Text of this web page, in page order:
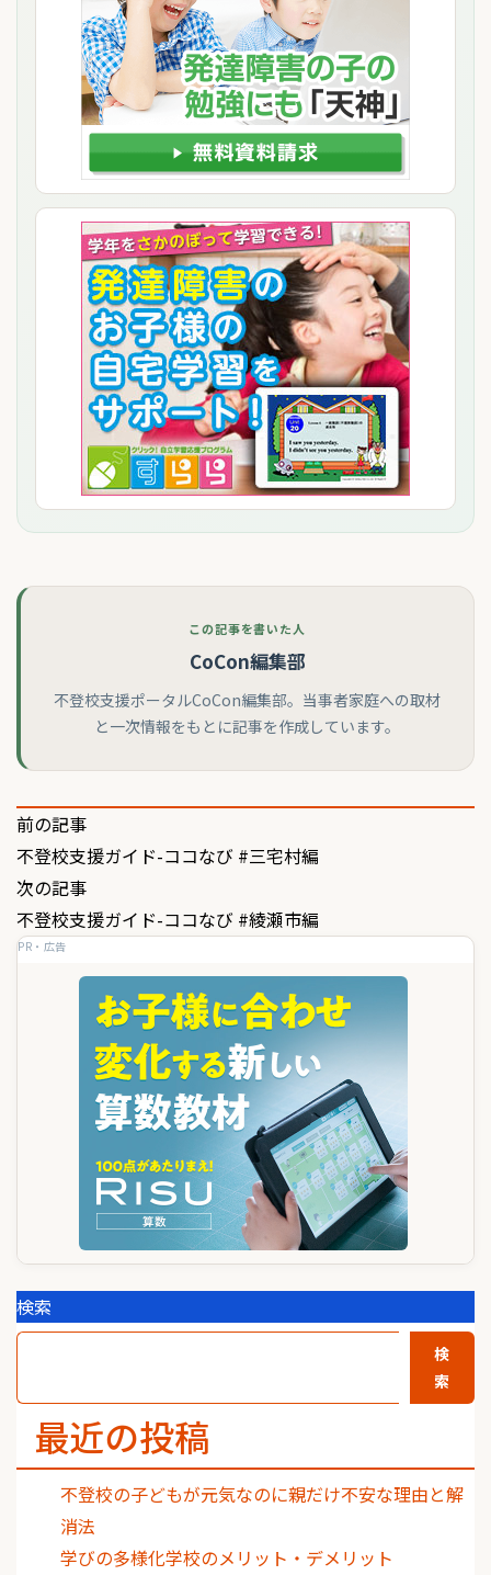
この記事を書いた人
CoCon編集部
不登校支援ポータルCoCon編集部。当事者家庭への取材
と一次情報をもとに記事を作成しています。
投
稿
ナ
ビ
前の記事
不登校支援ガイド-ココなび #三宅村編
次の記事
不登校支援ガイド-ココなび #綾瀬市編
PR・広告
検索
検
索
最近の投稿
不登校の子どもが元気なのに親だけ不安な理由と解
消法
学びの多様化学校のメリット・デメリット